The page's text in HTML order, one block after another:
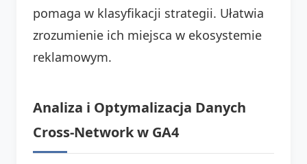
pomaga w klasyfikacji strategii. Ułatwia
zrozumienie ich miejsca w ekosystemie
reklamowym.
Analiza i Optymalizacja Danych
Cross-Network w GA4